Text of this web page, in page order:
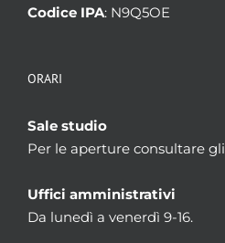
Codice IPA: N9Q5OE
ORARI
Sale studio
Per le aperture consultare gli
Uffici amministrativi
Da lunedì a venerdì 9-16.